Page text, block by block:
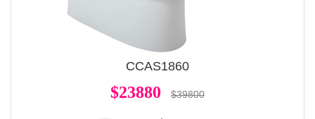
CCAS1860
$23880 $39800